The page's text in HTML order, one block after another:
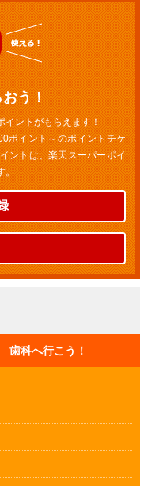
う！
イントがもらえます！
ポイント～のポイントチケ
ントは、楽天スーパーポイ
。
歯科へ行こう！